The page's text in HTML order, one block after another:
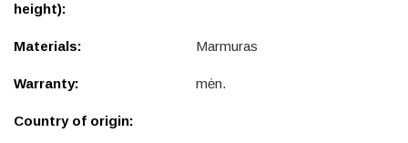
height):
Materials: Marmuras
Warranty: mėn.
Country of origin: